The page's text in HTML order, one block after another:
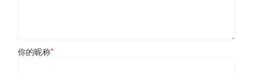
你的昵称*